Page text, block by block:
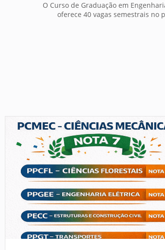
O Curso de Graduação em
oferece 40 vagas semestrais no